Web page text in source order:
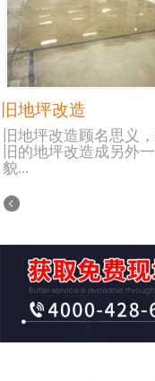
旧地坪改造
旧地坪改造顾名思义
旧的地坪改造成另外
貌...